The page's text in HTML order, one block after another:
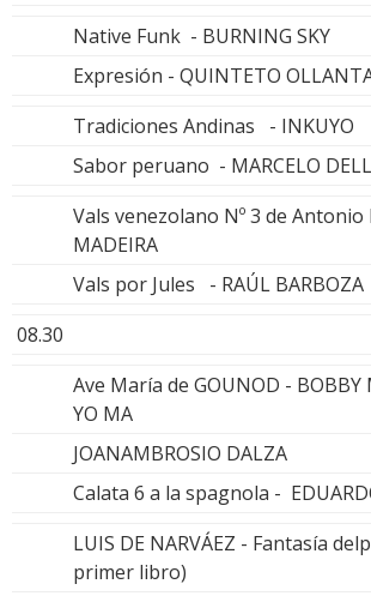
Native Funk - BURNING SKY
Expresión - QUINTETO
Tradiciones Andinas - INKUYO
Sabor peruano - MARCELO
Vals venezolano Nº 3 de Antonio
MADEIRA
Vals por Jules - RAÚL BARBOZA
08.30
Ave María de GOUNOD - BOBBY
YO MA
JOANAMBROSIO DALZA
Calata 6 a la spagnola -
LUIS DE NARVÁEZ - Fantasía
primer libro)